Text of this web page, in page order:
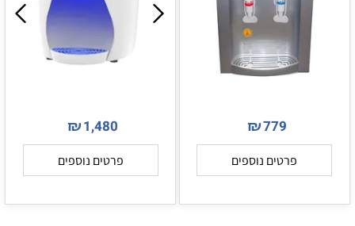
₪779
פרטים נוספים
₪1,480
פרטים נוספים